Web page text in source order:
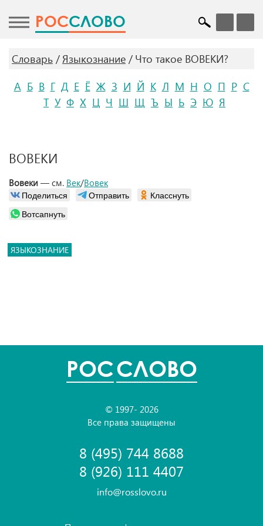
POCСЛОВО
Словарь Языкознание
Что такое ВОВЕКИ?
А Б В Г Д Е Ё Ж З И Й К Л М Н О П Р С
Т У Ф Х Ц Ч Ш Щ Ъ Ы Ь Э Ю Я
ВОВЕКИ
Вовеки — см. Век/Вовек
Поделиться
Отправить
Класснуть
Вотсапнуть
ЯЗЫКОЗНАНИЕ
POCСЛОВО
© 1997- 2026
Все права защищены
8 (495) 744 8688
8 (926) 111 4407
info@rosslovo.ru